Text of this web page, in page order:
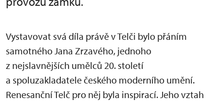
Vystavovat svá díla právě v Telči bylo přáním
samotného Jana Zrzavého, jednoho
z nejslavnějších umělců 20. století
a spoluzakladatele českého moderního umění.
Renesanční Telč pro něj byla inspirací. Jeho vztah